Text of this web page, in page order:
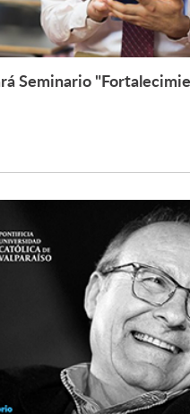
Seminario